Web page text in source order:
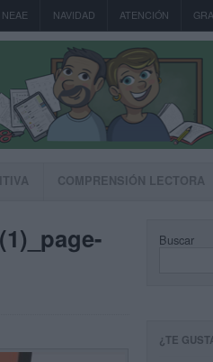
NEAE NAVIDAD ATENCIÓN
COMPRENSIÓN LECTORA
Buscar
¿TE